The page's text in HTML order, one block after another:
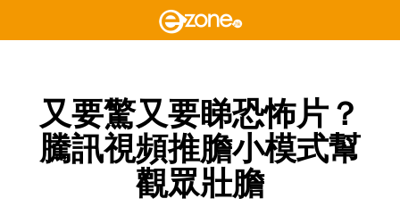
又要驚又要睇恐怖片？
騰訊視頻推膽小模式幫
觀眾壯膽